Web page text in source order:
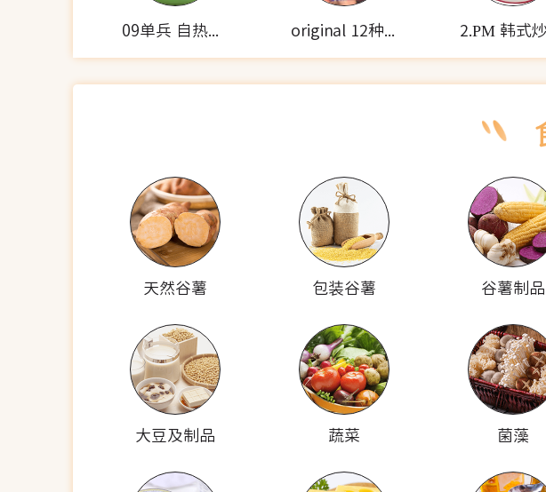
09单兵 自热食品(羊肉拌面) original 12种谷物种子的面包
天然谷薯 包装谷薯 谷薯制品
大豆及制品 蔬菜 菌藻